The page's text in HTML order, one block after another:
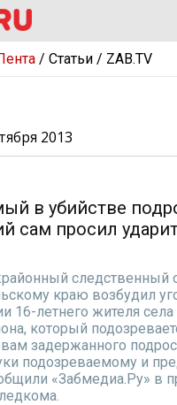
/ Статьи/ ZAB.TV
2013
в убийстве
сам просил
следственный
краю возбудил
16-летнего жителя села
который
задержанного
подозреваемому и
«Забмедиа.Ру» в